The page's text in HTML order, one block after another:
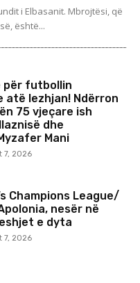
i Elbasanit. Mbrojtësi, që
është...
për futbollin
atë lezhjan! Ndërron
75 vjeçare ish
dhe
Mani
7, 2026
Champions League/
nesër në
e dyta
7, 2026